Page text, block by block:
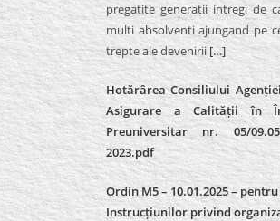
pregatite generatii intregi de
multi absolventi ajungand pe
trepte ale devenirii […]
Hotărârea Consiliului
Asigurare a Calității în
Preuniversitar nr. 05/
2023.pdf
Ordin M5 – 10.01.2025 –
Instrucțiunilor privind